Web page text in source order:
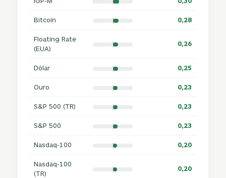
Bitcoin 0,28
Floating Rate
(EUA)
0,26
Dólar 0,25
Ouro 0,23
S&P 500 (TR) 0,23
S&P 500 0,23
Nasdaq-100 0,20
Nasdaq-100
(TR)
0,20